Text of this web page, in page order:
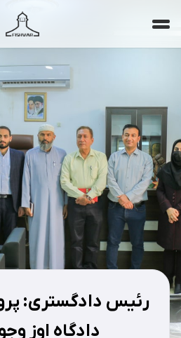
مقالات
ویدیوها
رئیس دادگستری:
دادگاه اوز